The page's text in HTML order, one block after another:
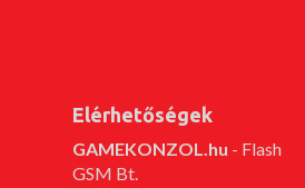
Elérhetőségek
GAMEKONZOL.hu - Flash
GSM Bt.